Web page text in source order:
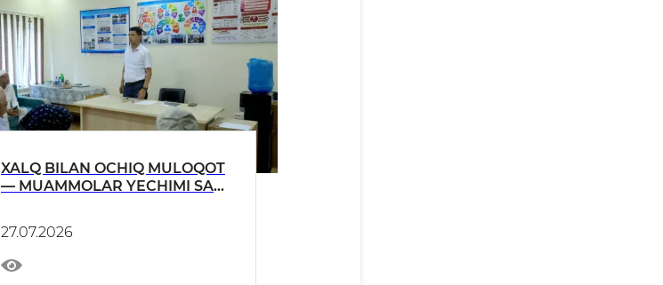
XALQ BILAN OCHIQ MULOQOT
— MUAMMOLAR YECHIMI SARI
27.07.2026